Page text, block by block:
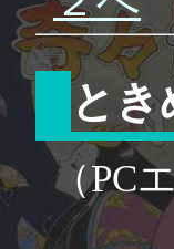
とき
（PC